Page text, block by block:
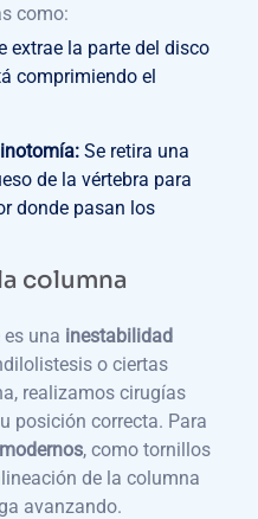
como:
extrae la parte del disco
comprimiendo el
Se retira una
de la vértebra para
donde pasan los
columna
una inestabilidad
o ciertas
realizamos cirugías
posición correcta. Para
, como tornillos
de la columna
avanzando.